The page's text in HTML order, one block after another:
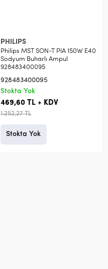
PHILIPS
Philips MST SON-T PIA 150W E40
Sodyum Buharlı Ampul
928483400095
928483400095
Stokta Yok
469,60 TL + KDV
1.252,27 TL
Stokta Yok